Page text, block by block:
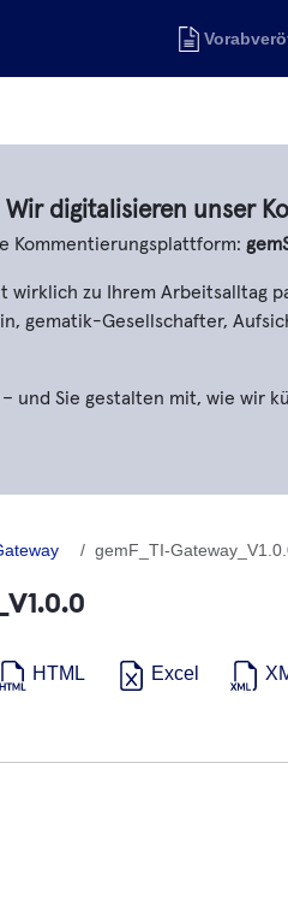
Wir digitalisieren unser
Kommentierungsplattform:
wirklich zu Ihrem Arbeitsalltag
gematik-Gesellschafter,
– und Sie gestalten mit, wie wir
gemF_TI-
HTML Excel